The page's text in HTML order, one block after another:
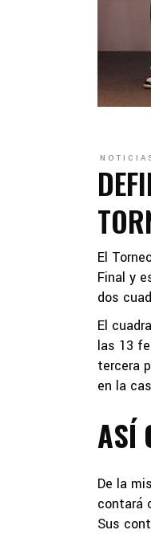
El
Final y
dos
El
las 13
tercera
en la
ASÍ
De la
contará
Sus